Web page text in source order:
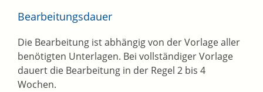
Bearbeitungsdauer
Die Bearbeitung ist abhängig von der Vorlage aller
benötigten Unterlagen. Bei vollständiger Vorlage
dauert die Bearbeitung in der Regel 2 bis 4
Wochen.